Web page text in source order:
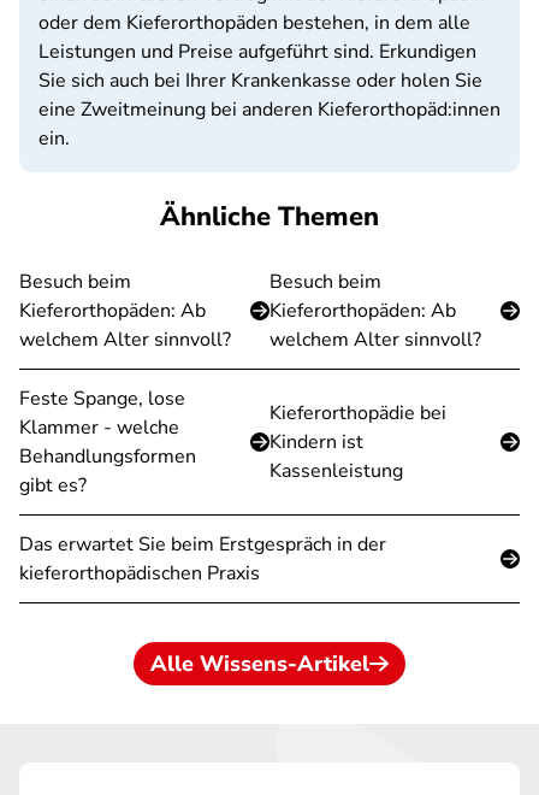
oder dem Kieferorthopäden bestehen, in dem alle
Leistungen und Preise aufgeführt sind. Erkundigen
Sie sich auch bei Ihrer Krankenkasse oder holen Sie
eine Zweitmeinung bei anderen Kieferorthopäd:innen
ein.
Ähnliche Themen
Besuch beim
Kieferorthopäden: Ab
welchem Alter sinnvoll?
Besuch beim
Kieferorthopäden: Ab
welchem Alter sinnvoll?
Feste Spange, lose
Klammer - welche
Behandlungsformen
gibt es?
Kieferorthopädie bei
Kindern ist
Kassenleistung
Das erwartet Sie beim Erstgespräch in der
kieferorthopädischen Praxis
Alle Wissens-Artikel